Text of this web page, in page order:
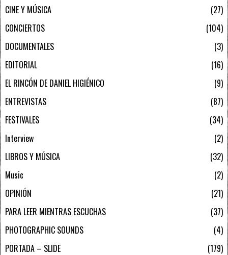
CINE Y MÚSICA
27
CONCIERTOS
104
DOCUMENTALES
3
EDITORIAL
16
EL RINCÓN DE DANIEL HIGIÉNICO
9
ENTREVISTAS
87
FESTIVALES
34
Interview
2
LIBROS Y MÚSICA
32
Music
2
OPINIÓN
21
PARA LEER MIENTRAS ESCUCHAS
37
PHOTOGRAPHIC SOUNDS
4
PORTADA – SLIDE
179